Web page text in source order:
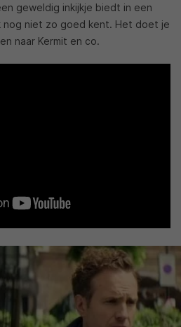
geweldig inkijkje biedt in een
nog niet zo goed kent. Het doet je
naar Kermit en co.